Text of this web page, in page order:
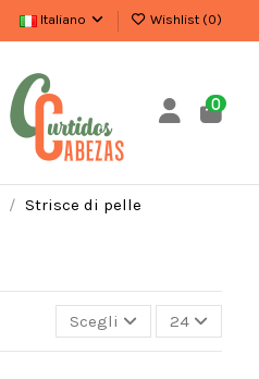
Italiano Wishlist (0)
0
Strisce di pelle
Scegli 24